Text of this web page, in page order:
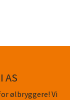
AS
ølbryggere! Vi